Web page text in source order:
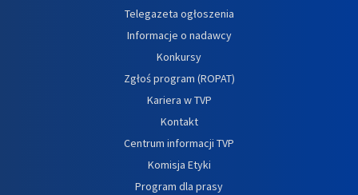
Telegazeta ogłoszenia
Informacje o nadawcy
Konkursy
Zgłoś program (ROPAT)
Kariera w TVP
Kontakt
Centrum informacji TVP
Komisja Etyki
Program dla prasy